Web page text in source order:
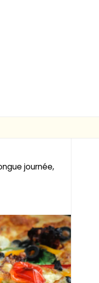
journée,